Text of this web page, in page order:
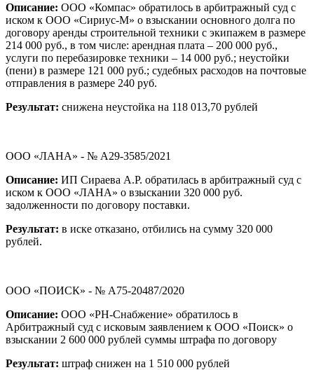
Описание: ООО «Компас» обратилось в арбитражный суд с
иском к ООО «Сириус-М» о взыскании основного долга по
договору аренды строительной техники с экипажем в размере
214 000 руб., в том числе: арендная плата – 200 000 руб.,
услуги по перебазировке техники – 14 000 руб.; неустойки
(пени) в размере 121 000 руб.; судебных расходов на почтовые
отправления в размере 240 руб.
Результат: снижена неустойка на 118 013,70 рублей
ООО «ЛАНА» - № А29-3585/2021
Описание: ИП Сираева А.Р. обратилась в арбитражный суд с
иском к ООО «ЛАНА» о взыскании 320 000 руб.
задолженности по договору поставки.
Результат: в иске отказано, отбились на сумму 320 000
рублей.
ООО «ПОИСК» - № А75-20487/2020
Описание: ООО «РН-Снабжение» обратилось в
Арбитражный суд с исковым заявлением к ООО «Поиск» о
взыскании 2 600 000 рублей суммы штрафа по договору
Результат: штраф снижен на 1 510 000 рублей